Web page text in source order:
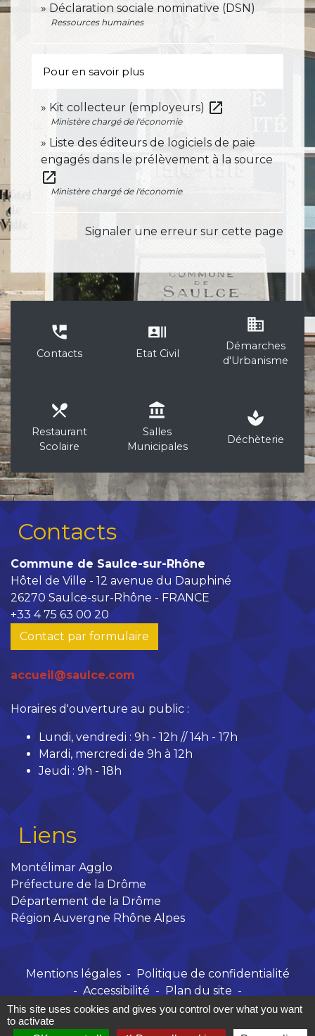
Déclaration sociale nominative (DSN)
Ressources humaines
Pour en savoir plus
Kit collecteur (employeurs) open_in_new
Ministère chargé de l'économie
Liste des éditeurs de logiciels de paie
engagés dans le prélèvement à la source
open_in_new
Ministère chargé de l'économie
Signaler une erreur sur cette page
perm_phone_msg
Contacts
recent_actors
Etat Civil
business
Démarches
d'Urbanisme
local_dining
Restaurant
Scolaire
account_balance
Salles
Municipales
spa
Déchèterie
Contacts
Commune de Saulce-sur-Rhône
Hôtel de Ville - 12 avenue du Dauphiné
26270 Saulce-sur-Rhône - FRANCE
+33 4 75 63 00 20
Contact par formulaire
accueil@saulce.com
Horaires d'ouverture au public :
Lundi, vendredi : 9h - 12h // 14h - 17h
Mardi, mercredi de 9h à 12h
Jeudi : 9h - 18h
Liens
Montélimar Agglo
Préfecture de la Drôme
Département de la Drôme
Région Auvergne Rhône Alpes
Mentions légales -
Politique de confidentialité
- Accessibilité - Plan du site -
Gestion des cookies
This site uses cookies and gives you control over what you want
to activate